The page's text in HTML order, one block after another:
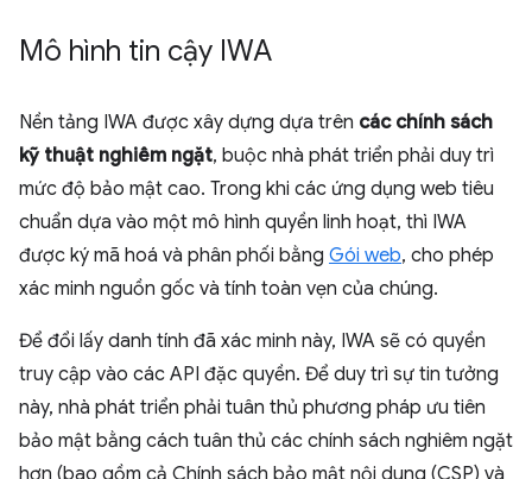
Mô hình tin cậy IWA
Nền tảng IWA được xây dựng dựa trên các chính sách
kỹ thuật nghiêm ngặt, buộc nhà phát triển phải duy trì
mức độ bảo mật cao. Trong khi các ứng dụng web tiêu
chuẩn dựa vào một mô hình quyền linh hoạt, thì IWA
được ký mã hoá và phân phối bằng Gói web, cho phép
xác minh nguồn gốc và tính toàn vẹn của chúng.
Để đổi lấy danh tính đã xác minh này, IWA sẽ có quyền
truy cập vào các API đặc quyền. Để duy trì sự tin tưởng
này, nhà phát triển phải tuân thủ phương pháp ưu tiên
bảo mật bằng cách tuân thủ các chính sách nghiêm ngặt
hơn (bao gồm cả Chính sách bảo mật nội dung (CSP) và